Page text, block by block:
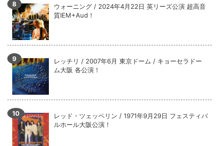
ウォーニング / 2024年4月22日 英リーズ公演 超高音
質IEM+Aud！
レッチリ / 2007年6月 東京ドーム / キョーセラドー
ム大阪 各公演！
レッド・ツェッペリン / 1971年9月29日 フェスティバ
ルホール大阪公演！